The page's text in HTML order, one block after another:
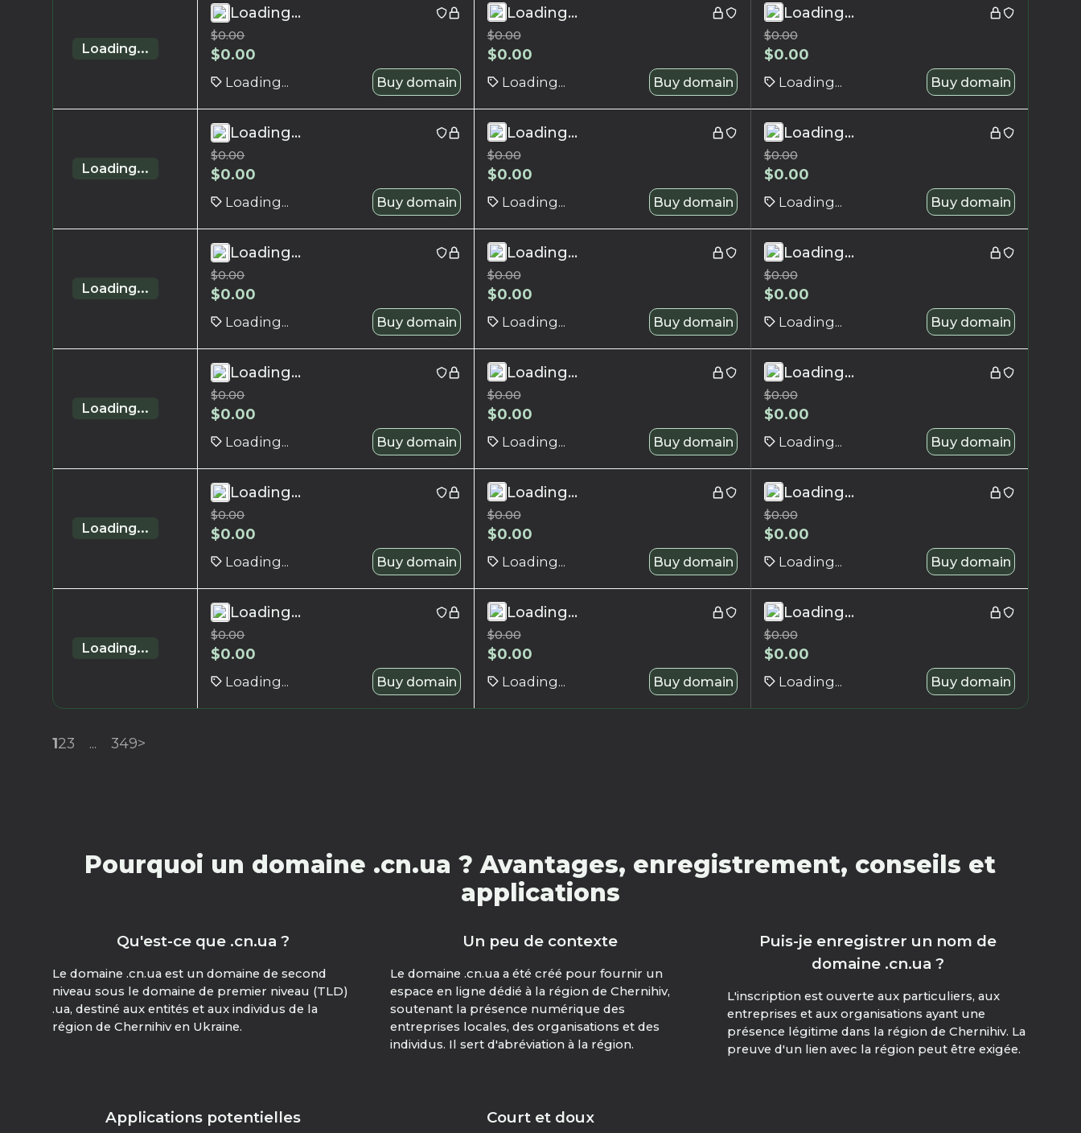
Loading...
Loading...
$0.00
$0.00
Loading... Buy domain
Loading...
$0.00
$0.00
Loading... Buy domain
Loading...
$0.00
$0.00
Loading... Buy domain
Loading...
Loading...
$0.00
$0.00
Loading... Buy domain
Loading...
$0.00
$0.00
Loading... Buy domain
Loading...
$0.00
$0.00
Loading... Buy domain
Loading...
Loading...
$0.00
$0.00
Loading... Buy domain
Loading...
$0.00
$0.00
Loading... Buy domain
Loading...
$0.00
$0.00
Loading... Buy domain
Loading...
Loading...
$0.00
$0.00
Loading... Buy domain
Loading...
$0.00
$0.00
Loading... Buy domain
Loading...
$0.00
$0.00
Loading... Buy domain
Loading...
Loading...
$0.00
$0.00
Loading... Buy domain
Loading...
$0.00
$0.00
Loading... Buy domain
Loading...
$0.00
$0.00
Loading... Buy domain
Loading...
Loading...
$0.00
$0.00
Loading... Buy domain
Loading...
$0.00
$0.00
Loading... Buy domain
Loading...
$0.00
$0.00
Loading... Buy domain
123 ... 349>
Pourquoi un domaine .cn.ua ? Avantages, enregistrement, conseils et
applications
Qu'est-ce que .cn.ua ?
Le domaine .cn.ua est un domaine de second
niveau sous le domaine de premier niveau (TLD)
.ua, destiné aux entités et aux individus de la
région de Chernihiv en Ukraine.
Un peu de contexte
Le domaine .cn.ua a été créé pour fournir un
espace en ligne dédié à la région de Chernihiv,
soutenant la présence numérique des
entreprises locales, des organisations et des
individus. Il sert d'abréviation à la région.
Puis-je enregistrer un nom de
domaine .cn.ua ?
L'inscription est ouverte aux particuliers, aux
entreprises et aux organisations ayant une
présence légitime dans la région de Chernihiv. La
preuve d'un lien avec la région peut être exigée.
Applications potentielles Court et doux